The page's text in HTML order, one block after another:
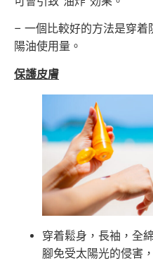
– 一個比較好的方法是穿着
陽油使用量。
保護皮膚
穿着鬆身，長袖，全
腳免受太陽光的侵害